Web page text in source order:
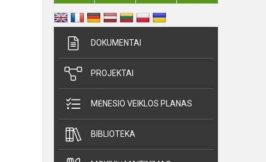
DOKUMENTAI
PROJEKTAI
MĖNESIO VEIKLOS PLANAS
BIBLIOTEKA